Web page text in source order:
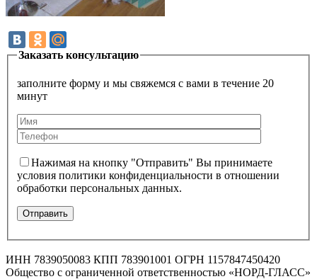
Заказать консультацию
заполните форму и мы свяжемся с вами в течение 20
минут
Нажимая на кнопку "Отправить" Вы принимаете
условия политики конфиденциальности в отношении
обработки персональных данных.
ИНН 7839050083 КПП 783901001 ОГРН 1157847450420
Общество с ограниченной ответственностью «НОРД-ГЛАСС»